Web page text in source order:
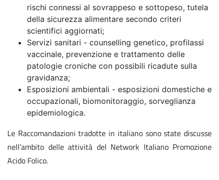
rischi connessi al sovrappeso e sottopeso, tutela
della sicurezza alimentare secondo criteri
scientifici aggiornati;
Servizi sanitari - counselling genetico, profilassi
vaccinale, prevenzione e trattamento delle
patologie croniche con possibili ricadute sulla
gravidanza;
Esposizioni ambientali - esposizioni domestiche e
occupazionali, biomonitoraggio, sorveglianza
epidemiologica.
Le Raccomandazioni tradotte in italiano sono state discusse
nell’ambito delle attività del Network Italiano Promozione
Acido Folico.